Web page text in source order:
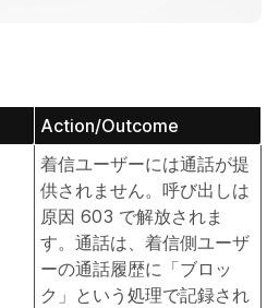
Action/Outcome
着信ユーザーには通話が提
供されません。呼び出しは
原因 603 で解放されま
す。通話は、着信側ユーザ
ーの通話履歴に「ブロッ
ク」という処理で記録され